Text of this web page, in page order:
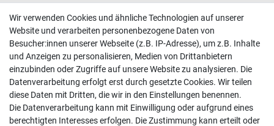
Telefonische Unterstützung und Beratung unter:
02381 9878909
Mo-Fr, 9:00 - 18:00 Uhr
Sa, 9:00 - 13:00 Uhr
Kundenkonto
Registrieren
Wir verwenden Cookies und ähnliche Technologien auf unserer
Website und verarbeiten personenbezogene Daten von
Besucher:innen unserer Webseite (z.B. IP-Adresse), um z.B. Inhalte
und Anzeigen zu personalisieren, Medien von Drittanbietern
einzubinden oder Zugriffe auf unsere Website zu analysieren. Die
Datenverarbeitung erfolgt erst durch gesetzte Cookies. Wir teilen
diese Daten mit Dritten, die wir in den Einstellungen benennen.
Die Datenverarbeitung kann mit Einwilligung oder aufgrund eines
berechtigten Interesses erfolgen. Die Zustimmung kann erteilt oder